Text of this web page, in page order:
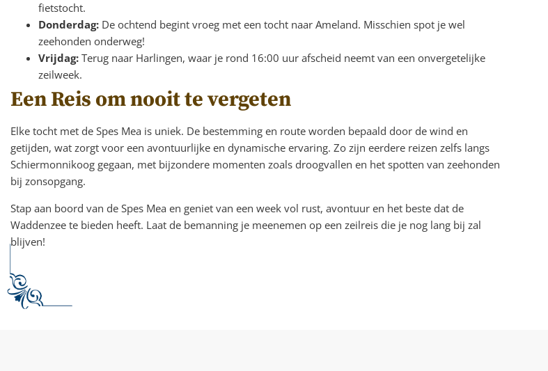
fietstocht.
Donderdag: De ochtend begint vroeg met een tocht naar Ameland. Misschien spot je wel
zeehonden onderweg!
Vrijdag: Terug naar Harlingen, waar je rond 16:00 uur afscheid neemt van een onvergetelijke
zeilweek.
Een Reis om nooit te vergeten
Elke tocht met de Spes Mea is uniek. De bestemming en route worden bepaald door de wind en
getijden, wat zorgt voor een avontuurlijke en dynamische ervaring. Zo zijn eerdere reizen zelfs langs
Schiermonnikoog gegaan, met bijzondere momenten zoals droogvallen en het spotten van zeehonden
bij zonsopgang.
Stap aan boord van de Spes Mea en geniet van een week vol rust, avontuur en het beste dat de
Waddenzee te bieden heeft. Laat de bemanning je meenemen op een zeilreis die je nog lang bij zal
blijven!